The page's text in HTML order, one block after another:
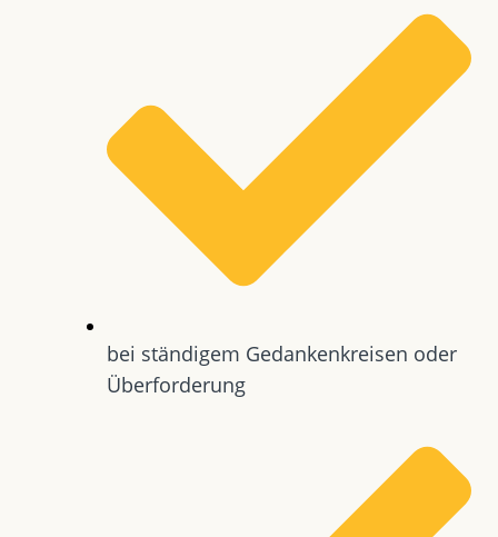
bei ständigem Gedankenkreisen oder
Überforderung